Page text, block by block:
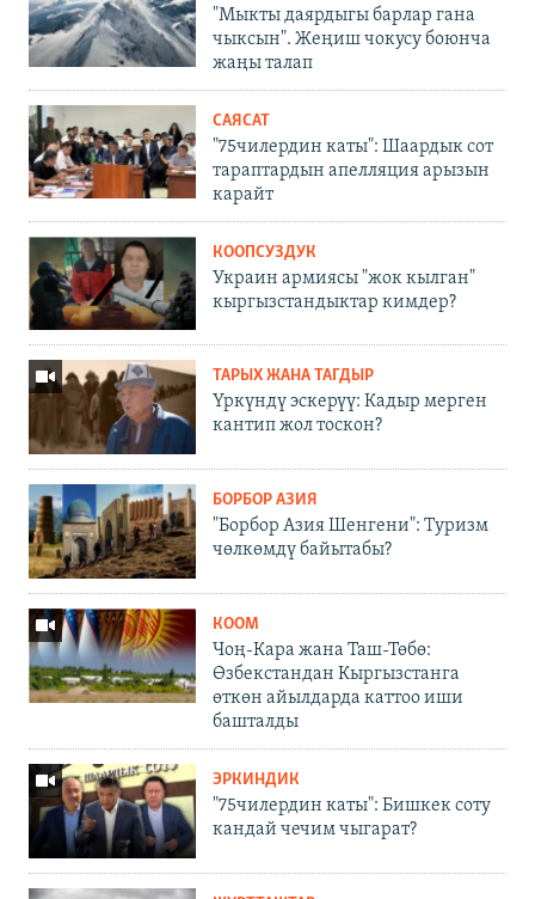
"Мыкты даярдыгы барлар гана
чыксын". Жеңиш чокусу боюнча
жаңы талап
САЯСАТ
"75чилердин каты": Шаардык сот
тараптардын апелляция арызын
карайт
КООПСУЗДУК
Украин армиясы "жок кылган"
кыргызстандыктар кимдер?
ТАРЫХ ЖАНА ТАГДЫР
Үркүндү эскерүү: Кадыр мерген
кантип жол тоскон?
БОРБОР АЗИЯ
"Борбор Азия Шенгени": Туризм
чөлкөмдү байытабы?
КООМ
Чоң-Кара жана Таш-Төбө:
Өзбекстандан Кыргызстанга
өткөн айылдарда каттоо иши
башталды
ЭРКИНДИК
"75чилердин каты": Бишкек соту
кандай чечим чыгарат?